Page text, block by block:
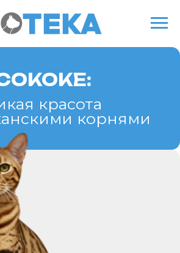
красота
корнями